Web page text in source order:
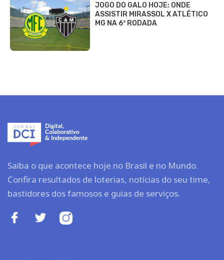
JOGO DO GALO HOJE: ONDE
ASSISTIR MIRASSOL X ATLÉTICO
MG NA 6ª RODADA
Saiba o que acontece hoje no Brasil e no Mundo.
Confira resultados de loterias, notícias do seu time,
bastidores dos famosos e guias de serviços.